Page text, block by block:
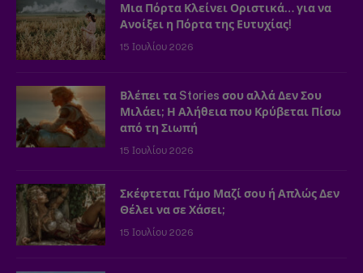
Μια Πόρτα Κλείνει Οριστικά… για να
Ανοίξει η Πόρτα της Ευτυχίας!
15 Ιουλίου 2026
Βλέπει τα Stories σου αλλά Δεν Σου
Μιλάει; Η Αλήθεια που Κρύβεται Πίσω
από τη Σιωπή
15 Ιουλίου 2026
Σκέφτεται Γάμο Μαζί σου ή Απλώς Δεν
Θέλει να σε Χάσει;
15 Ιουλίου 2026